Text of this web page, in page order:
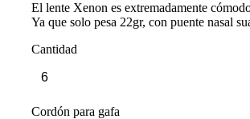
El lente Xenon es extremadamente
Ya que solo pesa 22gr, con puente nasal
Cantidad
Cordón para gafa